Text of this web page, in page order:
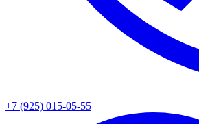
+7 (925) 015-05-55